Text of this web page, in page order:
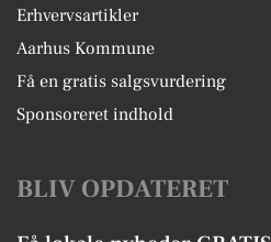
Erhvervsartikler
Aarhus Kommune
Få en gratis salgsvurdering
Sponsoreret indhold
BLIV OPDATERET